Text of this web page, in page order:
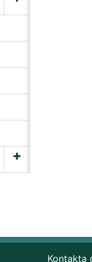
Kontakta